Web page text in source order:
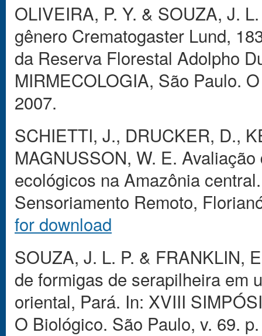
OLIVEIRA, P. Y. & SOUZA, J.
gênero Crematogaster Lund,
da Reserva Florestal Adolpho
MIRMECOLOGIA, São Paulo.
2007.
SCHIETTI, J., DRUCKER, D.,
MAGNUSSON, W. E.
ecológicos na Amazônia
Sensoriamento Remoto,
for download
SOUZA, J. L. P. & FRANKLIN,
de formigas de serapilheira em
oriental, Pará. In: XVIII
O Biológico. São Paulo, v. 69.